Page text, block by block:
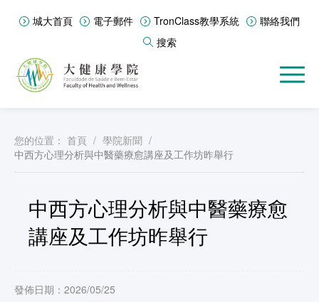
城大首頁 電子郵件 TronClass教學系統
聯絡我們
搜索
您的位置： 首頁 / 學院新聞 /
中西方心理分析與中醫藥療愈講座及工作坊昨舉行
中西方心理分析與中醫藥療愈
講座及工作坊昨舉行
發佈日期：2026/05/25